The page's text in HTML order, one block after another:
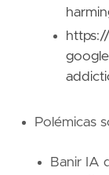
Polémicas
Banir IA